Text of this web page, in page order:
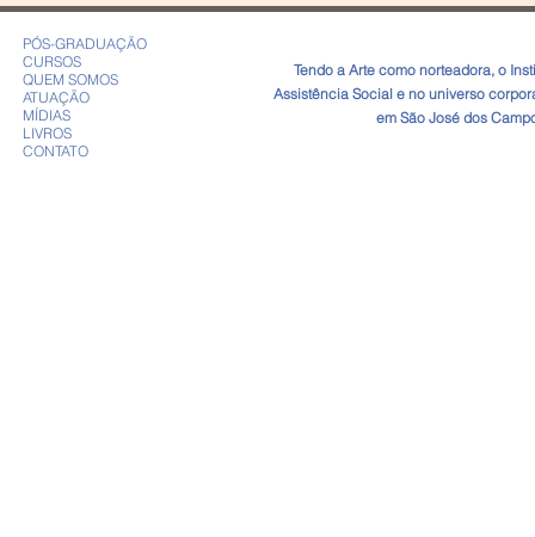
PÓS-GRADUAÇÃO
CURSOS
QUEM SOMOS
ATUAÇÃO
MÍDIAS
LIVROS
CONTATO
​Tendo a Arte como norteadora, o
Assistência Social e no universo
em São José dos